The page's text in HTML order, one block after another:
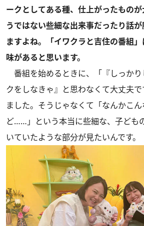
ークとしてある種、仕上がったもの
うではない些細な出来事だったり話
ますよね。「イワクラと吉住の番組
味があると思います。
番組を始めるときに、「『しっか
クをしなきゃ』と思わなくて大丈夫
ました。そうじゃなくて「なんかこ
ど……」という本当に些細な、子ども
いていたような部分が見たいんです。